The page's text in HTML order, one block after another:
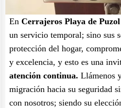
En Cerrajeros Playa de Puzol
un servicio temporal; sino sus
protección del hogar,
y excelencia, y esto es una
atención continua. Llámenos
migración hacia su seguridad
con nosotros; siendo su